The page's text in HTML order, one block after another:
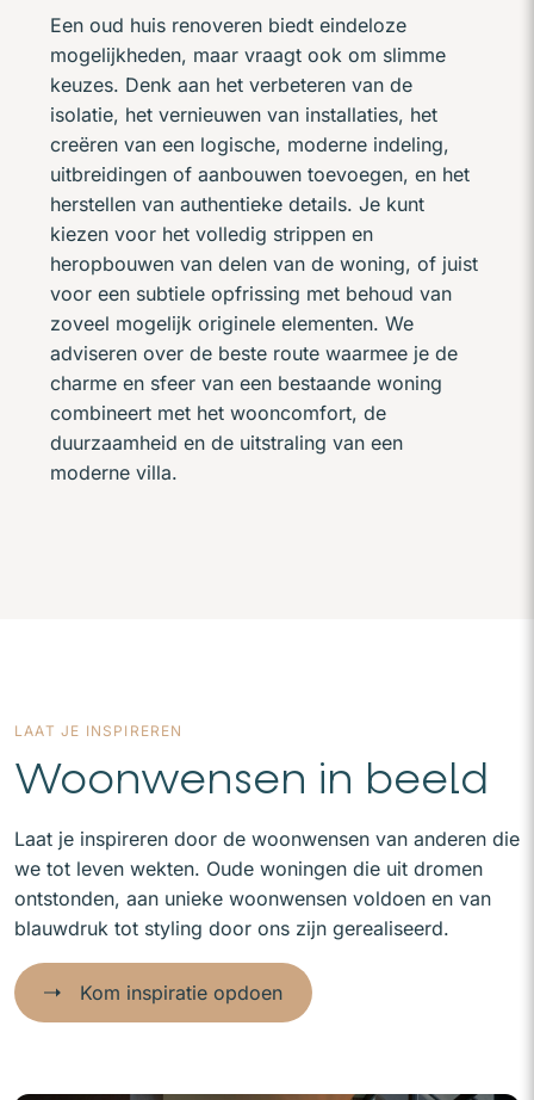
Een oud huis renoveren biedt eindeloze
mogelijkheden, maar vraagt ook om slimme
keuzes. Denk aan het verbeteren van de
isolatie, het vernieuwen van installaties, het
creëren van een logische, moderne indeling,
uitbreidingen of aanbouwen toevoegen, en het
herstellen van authentieke details. Je kunt
kiezen voor het volledig strippen en
heropbouwen van delen van de woning, of juist
voor een subtiele opfrissing met behoud van
zoveel mogelijk originele elementen. We
adviseren over de beste route waarmee je de
charme en sfeer van een bestaande woning
combineert met het wooncomfort, de
duurzaamheid en de uitstraling van een
moderne villa.
LAAT JE INSPIREREN
Woonwensen in beeld
Laat je inspireren door de woonwensen van anderen die
we tot leven wekten. Oude woningen die uit dromen
ontstonden, aan unieke woonwensen voldoen en van
blauwdruk tot styling door ons zijn gerealiseerd.
Kom inspiratie opdoen